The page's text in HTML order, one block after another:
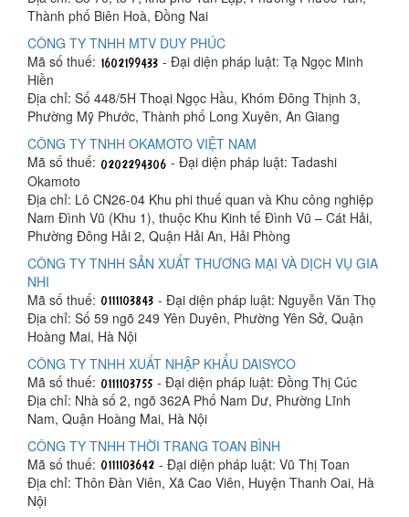
Thành phố Biên Hoà, Đồng Nai
CÔNG TY TNHH MTV DUY PHÚC
Mã số thuế:
- Đại diện pháp luật: Tạ Ngọc Minh
Hiền
Địa chỉ: Số 448/5H Thoại Ngọc Hầu, Khóm Đông Thịnh 3,
Phường Mỹ Phước, Thành phố Long Xuyên, An Giang
CÔNG TY TNHH OKAMOTO VIỆT NAM
Mã số thuế:
- Đại diện pháp luật: Tadashi
Okamoto
Địa chỉ: Lô CN26-04 Khu phi thuế quan và Khu công nghiệp
Nam Đình Vũ (Khu 1), thuộc Khu Kinh tế Đình Vũ – Cát Hải,
Phường Đông Hải 2, Quận Hải An, Hải Phòng
CÔNG TY TNHH SẢN XUẤT THƯƠNG MẠI VÀ DỊCH VỤ GIA
NHI
Mã số thuế:
- Đại diện pháp luật: Nguyễn Văn Thọ
Địa chỉ: Số 59 ngõ 249 Yên Duyên, Phường Yên Sở, Quận
Hoàng Mai, Hà Nội
CÔNG TY TNHH XUẤT NHẬP KHẨU DAISYCO
Mã số thuế:
- Đại diện pháp luật: Đồng Thị Cúc
Địa chỉ: Nhà số 2, ngõ 362A Phố Nam Dư, Phường Lĩnh
Nam, Quận Hoàng Mai, Hà Nội
CÔNG TY TNHH THỜI TRANG TOAN BÌNH
Mã số thuế:
- Đại diện pháp luật: Vũ Thị Toan
Địa chỉ: Thôn Đàn Viên, Xã Cao Viên, Huyện Thanh Oai, Hà
Nội